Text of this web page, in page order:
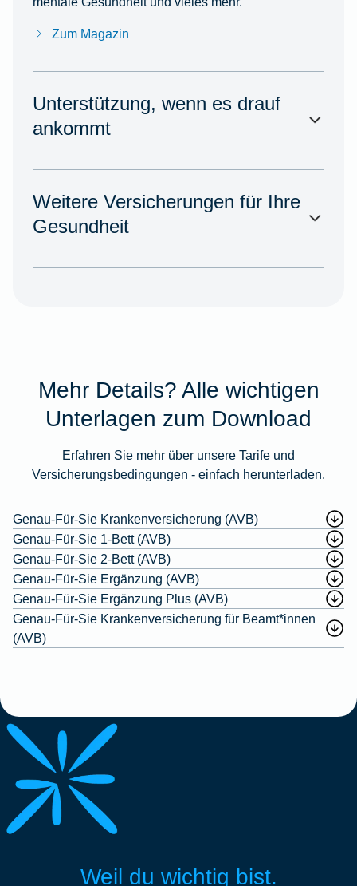
Zum Magazin
Unterstützung, wenn es drauf
ankommt
Weitere Versicherungen für Ihre
Gesundheit
Mehr Details? Alle wichtigen
Unterlagen zum Download
Erfahren Sie mehr über unsere Tarife und
Versicherungsbedingungen - einfach herunterladen.
Genau-Für-Sie Krankenversicherung (AVB)
Genau-Für-Sie 1-Bett (AVB)
Genau-Für-Sie 2-Bett (AVB)
Genau-Für-Sie Ergänzung (AVB)
Genau-Für-Sie Ergänzung Plus (AVB)
Genau-Für-Sie Krankenversicherung für Beamt*innen
(AVB)
Weil du wichtig bist.